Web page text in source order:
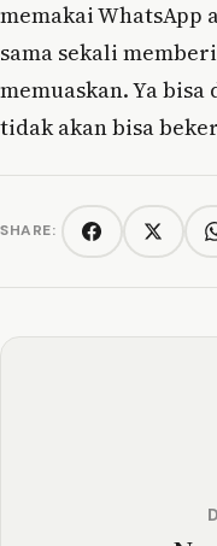
memakai WhatsApp
sama sekali
memuaskan. Ya
tidak akan bisa
SHARE: FacebookTwitter/